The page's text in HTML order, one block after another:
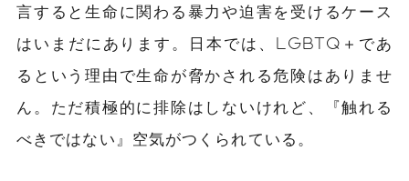
言すると生命に関わる暴力や迫害を受けるケース
はいまだにあります。日本では、LGBTQ＋であ
るという理由で生命が脅かされる危険はありませ
ん。ただ積極的に排除はしないけれど、『触れる
べきではない』空気がつくられている。